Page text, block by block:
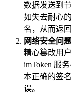
数据发送到
如失去耐心
名，从而返
网络安全问题
精心篡改用
imToken 服
本正确的签
误。